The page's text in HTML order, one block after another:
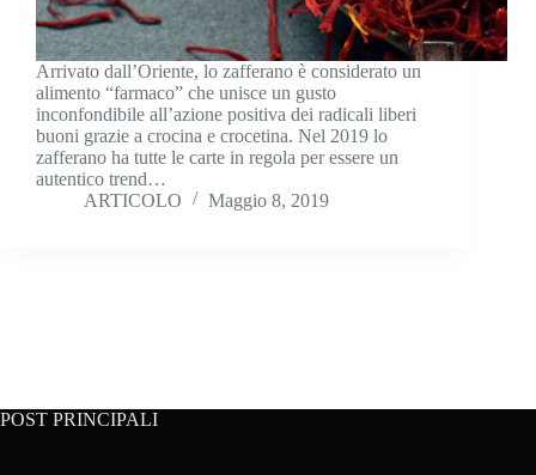
Arrivato dall’Oriente, lo zafferano è considerato un
alimento “farmaco” che unisce un gusto
inconfondibile all’azione positiva dei radicali liberi
buoni grazie a crocina e crocetina. Nel 2019 lo
zafferano ha tutte le carte in regola per essere un
autentico trend…
ARTICOLO
Maggio 8, 2019
POST PRINCIPALI